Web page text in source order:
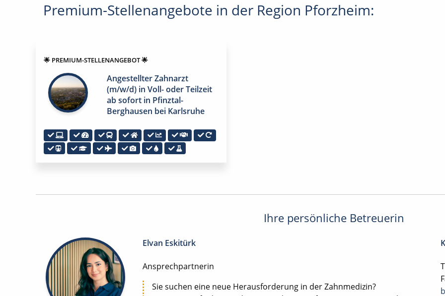
Premium-Stellenangebote in der Region Pforzheim:
🌟 PREMIUM-STELLENANGEBOT 🌟
Angestellter Zahnarzt
(m/w/d) in Voll- oder Teilzeit
ab sofort in Pfinztal-
Berghausen bei Karlsruhe
Ihre persönliche Betreuerin
Elvan Eskitürk
Ansprechpartnerin
Sie suchen eine neue Herausforderung in der Zahnmedizin?